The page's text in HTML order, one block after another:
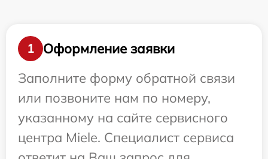
1
Оформление заявки
Заполните форму обратной связи
или позвоните нам по номеру,
указанному на сайте сервисного
центра Miele. Специалист сервиса